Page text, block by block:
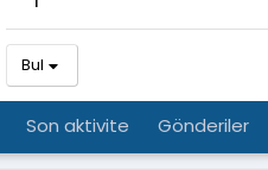
Bul
Son aktivite Gönderiler